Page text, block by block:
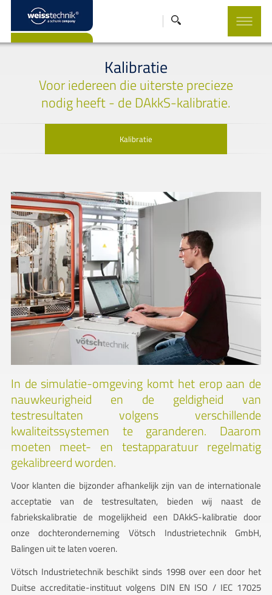
Kalibratie
Voor iedereen die uiterste precieze
nodig heeft - de DAkkS-kalibratie.
Kalibratie
In de simulatie-omgeving komt het erop aan de
nauwkeurigheid en de geldigheid van
testresultaten volgens verschillende
kwaliteitssystemen te garanderen. Daarom
moeten meet- en testapparatuur regelmatig
gekalibreerd worden.
Voor klanten die bijzonder afhankelijk zijn van de internationale
acceptatie van de testresultaten, bieden wij naast de
fabriekskalibratie de mogelijkheid een DAkkS-kalibratie door
onze dochteronderneming Vötsch Industrietechnik GmbH,
Balingen uit te laten voeren.
Vötsch Industrietechnik beschikt sinds 1998 over een door het
Duitse accreditatie-instituut volgens DIN EN ISO / IEC 17025